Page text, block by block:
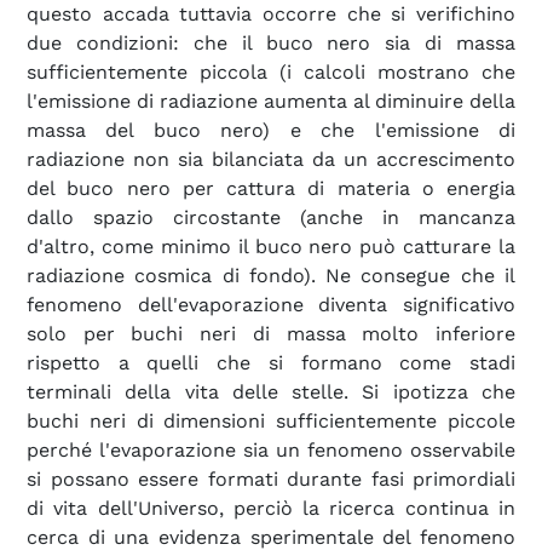
questo accada tuttavia occorre che si verifichino
due condizioni: che il buco nero sia di massa
sufficientemente piccola (i calcoli mostrano che
l'emissione di radiazione aumenta al diminuire della
massa del buco nero) e che l'emissione di
radiazione non sia bilanciata da un accrescimento
del buco nero per cattura di materia o energia
dallo spazio circostante (anche in mancanza
d'altro, come minimo il buco nero può catturare la
radiazione cosmica di fondo). Ne consegue che il
fenomeno dell'evaporazione diventa significativo
solo per buchi neri di massa molto inferiore
rispetto a quelli che si formano come stadi
terminali della vita delle stelle. Si ipotizza che
buchi neri di dimensioni sufficientemente piccole
perché l'evaporazione sia un fenomeno osservabile
si possano essere formati durante fasi primordiali
di vita dell'Universo, perciò la ricerca continua in
cerca di una evidenza sperimentale del fenomeno